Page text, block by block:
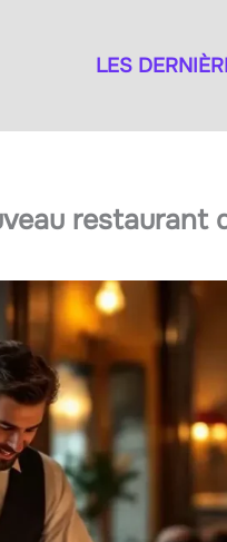
LES
restaurant